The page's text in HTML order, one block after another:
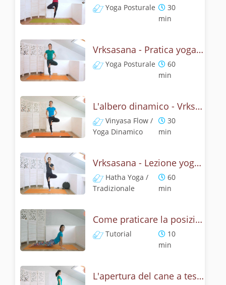
Yoga Posturale
30
min
Vrksasana - Pratica yoga con l'anatomia dell'albero
Yoga Posturale
60
min
L'albero dinamico - Vrksasana vinyasa flow
Vinyasa Flow /
Yoga Dinamico
30
min
Vrksasana - Lezione yoga con la storia dell'albero
Hatha Yoga /
Tradizionale
60
min
Come praticare la posizione del cane a testa su, Urdhva Mukha Svanasana? Tutorial
Tutorial
10
min
L'apertura del cane a testa in su - Yoga dinamico